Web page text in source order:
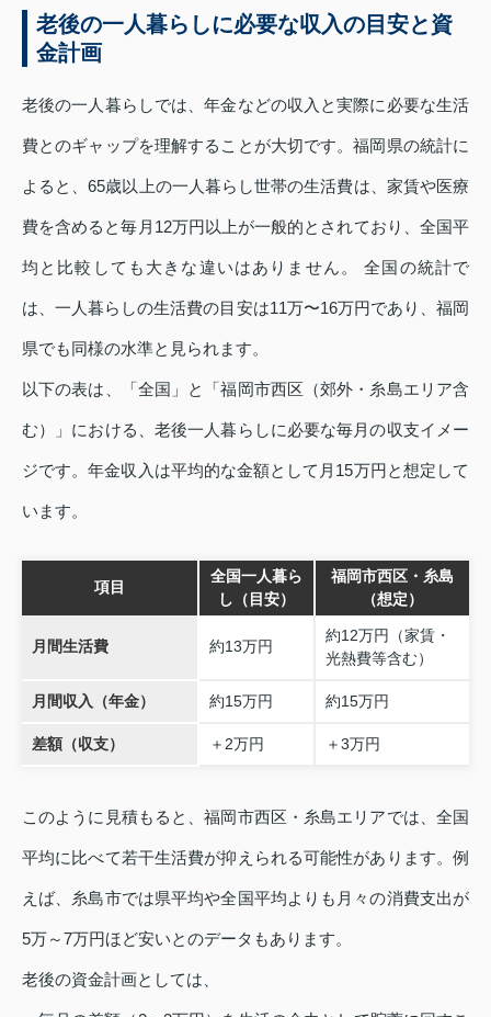
老後の一人暮らしに必要な収入の目安と資
金計画
老後の一人暮らしでは、年金などの収入と実際に必要な生活
費とのギャップを理解することが大切です。福岡県の統計に
よると、65歳以上の一人暮らし世帯の生活費は、家賃や医療
費を含めると毎月12万円以上が一般的とされており、全国平
均と比較しても大きな違いはありません。 全国の統計で
は、一人暮らしの生活費の目安は11万〜16万円であり、福岡
県でも同様の水準と見られます。
以下の表は、「全国」と「福岡市西区（郊外・糸島エリア含
む）」における、老後一人暮らしに必要な毎月の収支イメー
ジです。年金収入は平均的な金額として月15万円と想定して
います。
項目
全国一人暮ら
し（目安）
福岡市西区・糸島
（想定）
月間生活費 約13万円
約12万円（家賃・
光熱費等含む）
月間収入（年金） 約15万円 約15万円
差額（収支） ＋2万円 ＋3万円
このように見積もると、福岡市西区・糸島エリアでは、全国
平均に比べて若干生活費が抑えられる可能性があります。例
えば、糸島市では県平均や全国平均よりも月々の消費支出が
5万～7万円ほど安いとのデータもあります。
老後の資金計画としては、